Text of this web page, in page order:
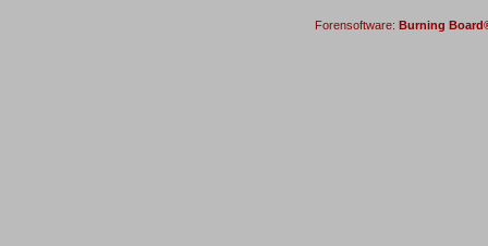
Forensoftware: Burning